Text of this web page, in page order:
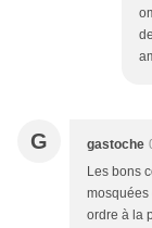
G gastoche
Les bons
mosquées
ordre à la